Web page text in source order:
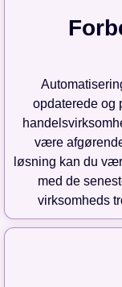
opdaterede og
være
løsning kan du
med de
virksomheds